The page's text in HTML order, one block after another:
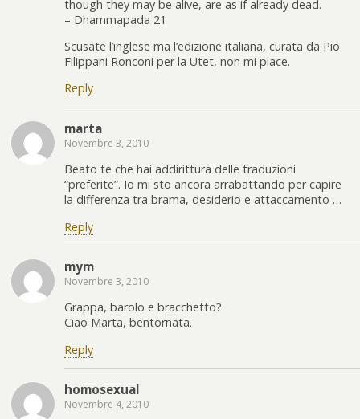
though they may be alive, are as if already dead.
– Dhammapada 21
Scusate l’inglese ma l’edizione italiana, curata da Pio
Filippani Ronconi per la Utet, non mi piace.
Reply
marta
Novembre 3, 2010
Beato te che hai addirittura delle traduzioni
“preferite”. Io mi sto ancora arrabattando per capire
la differenza tra brama, desiderio e attaccamento …
Reply
mym
Novembre 3, 2010
Grappa, barolo e bracchetto?
Ciao Marta, bentornata.
Reply
homosexual
Novembre 4, 2010